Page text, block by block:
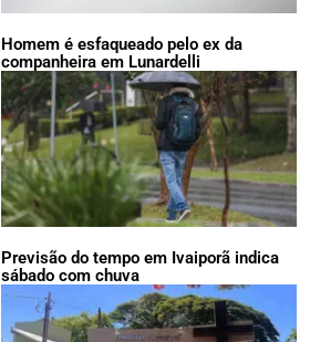
Homem é esfaqueado pelo ex da
companheira em Lunardelli
Previsão do tempo em Ivaiporã indica
sábado com chuva